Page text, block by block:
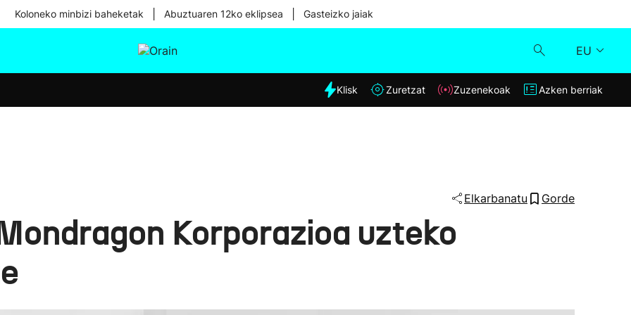
Koloneko minbizi baheketak Abuztuaren 12ko eklipsea Gasteizko jaiak
EU
Eguraldia
Klisk
Klisk Zuretzat Zuzenekoak Azken berriak
Elkarbanatu Gorde
Korporazioa uzteko